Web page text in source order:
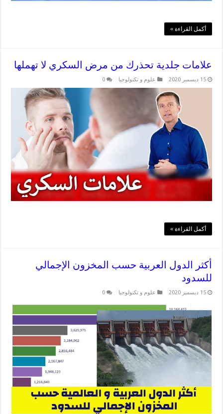
أكمل القراءة »
علامات جلدية تحذرك من مرض السكري لا تهملها
15 ديسمبر 2020 علوم و تكنولوجيا 0
أكمل القراءة »
أكثر الدول العربية حسب المخزون الإجمالي
للسدود
15 ديسمبر 2020 علوم و تكنولوجيا 0